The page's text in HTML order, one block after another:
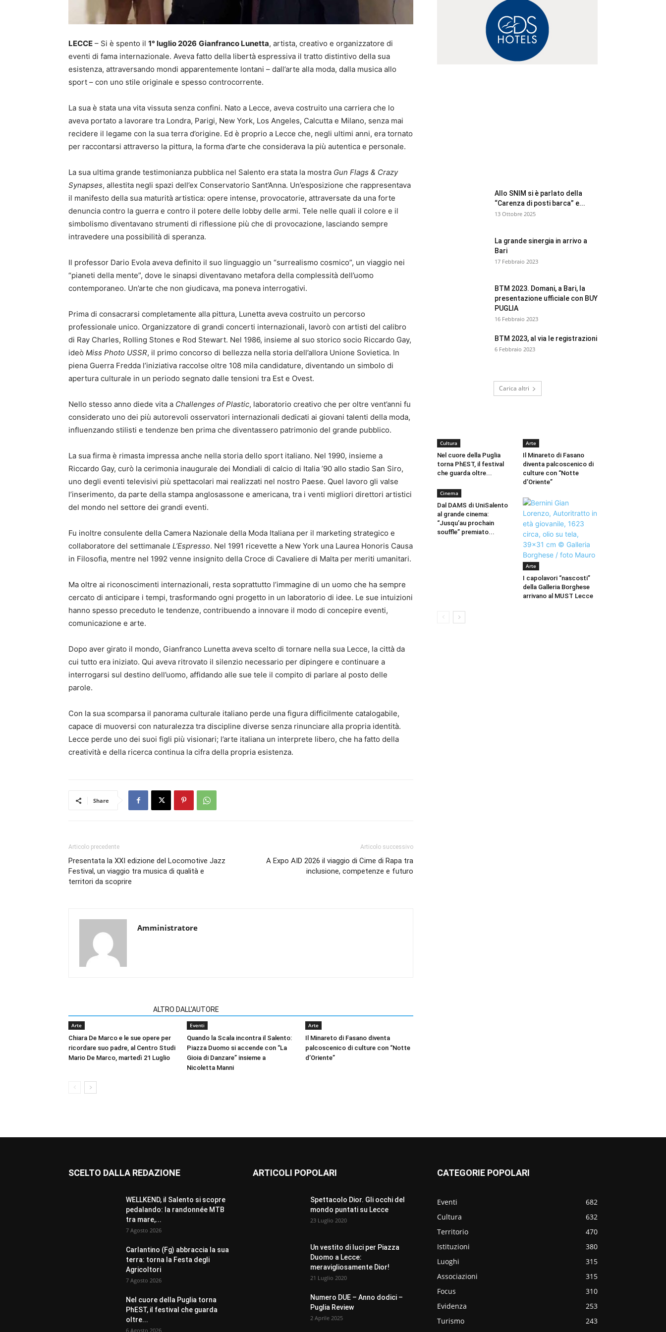
LECCE – Si è spento il 1° luglio 2026 Gianfranco Lunetta, artista, creativo e organizzatore di
eventi di fama internazionale. Aveva fatto della libertà espressiva il tratto distintivo della sua
esistenza, attraversando mondi apparentemente lontani – dall’arte alla moda, dalla musica allo
sport – con uno stile originale e spesso controcorrente.
La sua è stata una vita vissuta senza confini. Nato a Lecce, aveva costruito una carriera che lo
aveva portato a lavorare tra Londra, Parigi, New York, Los Angeles, Calcutta e Milano, senza mai
recidere il legame con la sua terra d’origine. Ed è proprio a Lecce che, negli ultimi anni, era tornato
per raccontarsi attraverso la pittura, la forma d’arte che considerava la più autentica e personale.
La sua ultima grande testimonianza pubblica nel Salento era stata la mostra Gun Flags & Crazy
Synapses, allestita negli spazi dell’ex Conservatorio Sant’Anna. Un’esposizione che rappresentava
il manifesto della sua maturità artistica: opere intense, provocatorie, attraversate da una forte
denuncia contro la guerra e contro il potere delle lobby delle armi. Tele nelle quali il colore e il
simbolismo diventavano strumenti di riflessione più che di provocazione, lasciando sempre
intravedere una possibilità di speranza.
Il professor Dario Evola aveva definito il suo linguaggio un “surrealismo cosmico”, un viaggio nei
“pianeti della mente”, dove le sinapsi diventavano metafora della complessità dell’uomo
contemporaneo. Un’arte che non giudicava, ma poneva interrogativi.
Prima di consacrarsi completamente alla pittura, Lunetta aveva costruito un percorso
professionale unico. Organizzatore di grandi concerti internazionali, lavorò con artisti del calibro
di Ray Charles, Rolling Stones e Rod Stewart. Nel 1986, insieme al suo storico socio Riccardo Gay,
ideò Miss Photo USSR, il primo concorso di bellezza nella storia dell’allora Unione Sovietica. In
piena Guerra Fredda l’iniziativa raccolse oltre 108 mila candidature, diventando un simbolo di
apertura culturale in un periodo segnato dalle tensioni tra Est e Ovest.
Nello stesso anno diede vita a Challenges of Plastic, laboratorio creativo che per oltre vent’anni fu
considerato uno dei più autorevoli osservatori internazionali dedicati ai giovani talenti della moda,
influenzando stilisti e tendenze ben prima che diventassero patrimonio del grande pubblico.
La sua firma è rimasta impressa anche nella storia dello sport italiano. Nel 1990, insieme a
Riccardo Gay, curò la cerimonia inaugurale dei Mondiali di calcio di Italia ’90 allo stadio San Siro,
uno degli eventi televisivi più spettacolari mai realizzati nel nostro Paese. Quel lavoro gli valse
l’inserimento, da parte della stampa anglosassone e americana, tra i venti migliori direttori artistici
del mondo nel settore dei grandi eventi.
Fu inoltre consulente della Camera Nazionale della Moda Italiana per il marketing strategico e
collaboratore del settimanale L’Espresso. Nel 1991 ricevette a New York una Laurea Honoris Causa
in Filosofia, mentre nel 1992 venne insignito della Croce di Cavaliere di Malta per meriti umanitari.
Ma oltre ai riconoscimenti internazionali, resta soprattutto l’immagine di un uomo che ha sempre
cercato di anticipare i tempi, trasformando ogni progetto in un laboratorio di idee. Le sue intuizioni
hanno spesso preceduto le tendenze, contribuendo a innovare il modo di concepire eventi,
comunicazione e arte.
Dopo aver girato il mondo, Gianfranco Lunetta aveva scelto di tornare nella sua Lecce, la città da
cui tutto era iniziato. Qui aveva ritrovato il silenzio necessario per dipingere e continuare a
interrogarsi sul destino dell’uomo, affidando alle sue tele il compito di parlare al posto delle
parole.
Con la sua scomparsa il panorama culturale italiano perde una figura difficilmente catalogabile,
capace di muoversi con naturalezza tra discipline diverse senza rinunciare alla propria identità.
Lecce perde uno dei suoi figli più visionari; l’arte italiana un interprete libero, che ha fatto della
creatività e della ricerca continua la cifra della propria esistenza.
Share
Articolo precedente
Presentata la XXI edizione del Locomotive Jazz
Festival, un viaggio tra musica di qualità e
territori da scoprire
Articolo successivo
A Expo AID 2026 il viaggio di Cime di Rapa tra
inclusione, competenze e futuro
Amministratore
ALTRO DALL'AUTORE
Arte
Chiara De Marco e le sue opere per
ricordare suo padre, al Centro Studi
Mario De Marco, martedì 21 Luglio
Eventi
Quando la Scala incontra il Salento:
Piazza Duomo si accende con “La
Gioia di Danzare” insieme a
Nicoletta Manni
Arte
Il Minareto di Fasano diventa
palcoscenico di culture con “Notte
d’Oriente”
Allo SNIM si è parlato della
“Carenza di posti barca” e...
13 Ottobre 2025
La grande sinergia in arrivo a
Bari
17 Febbraio 2023
BTM 2023. Domani, a Bari, la
presentazione ufficiale con BUY
PUGLIA
16 Febbraio 2023
BTM 2023, al via le registrazioni
6 Febbraio 2023
Carica altri
Cultura
Nel cuore della Puglia
torna PhEST, il festival
che guarda oltre...
Arte
Il Minareto di Fasano
diventa palcoscenico di
culture con “Notte
d’Oriente”
Cinema
Dal DAMS di UniSalento
al grande cinema:
“Jusqu’au prochain
souffle” premiato...
Arte
I capolavori “nascosti”
della Galleria Borghese
arrivano al MUST Lecce
SCELTO DALLA REDAZIONE
WELLKEND, il Salento si scopre
pedalando: la randonnée MTB
tra mare,...
7 Agosto 2026
Carlantino (Fg) abbraccia la sua
terra: torna la Festa degli
Agricoltori
7 Agosto 2026
Nel cuore della Puglia torna
PhEST, il festival che guarda
oltre...
6 Agosto 2026
ARTICOLI POPOLARI
Spettacolo Dior. Gli occhi del
mondo puntati su Lecce
23 Luglio 2020
Un vestito di luci per Piazza
Duomo a Lecce:
meravigliosamente Dior!
21 Luglio 2020
Numero DUE – Anno dodici –
Puglia Review
2 Aprile 2025
CATEGORIE POPOLARI
Eventi
682
Cultura
632
Territorio
470
Istituzioni
380
Luoghi
315
Associazioni
315
Focus
310
Evidenza
253
Turismo
243